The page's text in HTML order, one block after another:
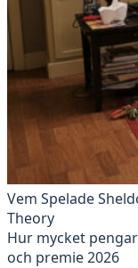
Vem Spelade
Theory
Hur mycket
och premie 2026